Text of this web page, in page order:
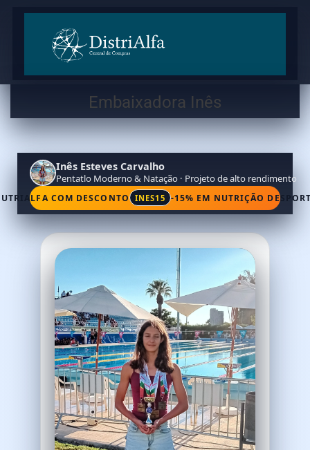
Embaixadora Inês
Inês Esteves Carvalho
Pentatlo Moderno & Natação · Projeto de alto rendimento
COM DESCONTO INES15 -15% EM NUTRIÇÃO